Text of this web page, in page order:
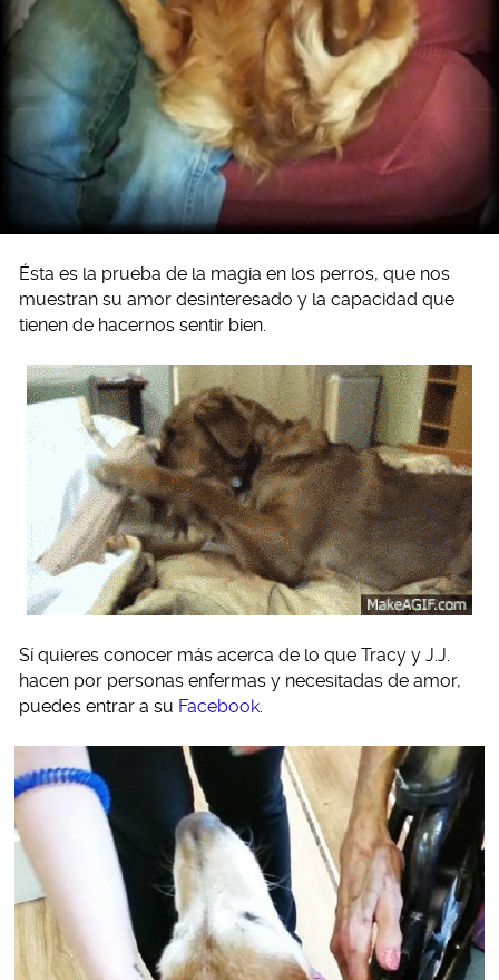
Ésta es la prueba de la magia en los perros, que nos
muestran su amor desinteresado y la capacidad que
tienen de hacernos sentir bien.
Sí quieres conocer más acerca de lo que Tracy y J.J.
hacen por personas enfermas y necesitadas de amor,
puedes entrar a su Facebook